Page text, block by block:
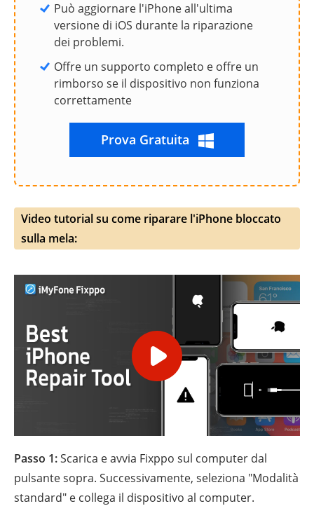
Può aggiornare l'iPhone all'ultima
versione di iOS durante la riparazione
dei problemi.
Offre un supporto completo e offre un
rimborso se il dispositivo non funziona
correttamente
Prova Gratuita
Video tutorial su come riparare l'iPhone bloccato
sulla mela:
Passo 1:Scarica e avvia Fixppo sul computer dal
pulsante sopra. Successivamente, seleziona "Modalità
standard" e collega il dispositivo al computer.